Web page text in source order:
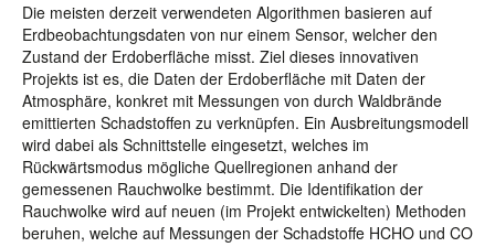
Die meisten derzeit verwendeten Algorithmen basieren auf
Erdbeobachtungsdaten von nur einem Sensor, welcher den
Zustand der Erdoberfläche misst. Ziel dieses innovativen
Projekts ist es, die Daten der Erdoberfläche mit Daten der
Atmosphäre, konkret mit Messungen von durch Waldbrände
emittierten Schadstoffen zu verknüpfen. Ein Ausbreitungsmodell
wird dabei als Schnittstelle eingesetzt, welches im
Rückwärtsmodus mögliche Quellregionen anhand der
gemessenen Rauchwolke bestimmt. Die Identifikation der
Rauchwolke wird auf neuen (im Projekt entwickelten) Methoden
beruhen, welche auf Messungen der Schadstoffe HCHO und CO